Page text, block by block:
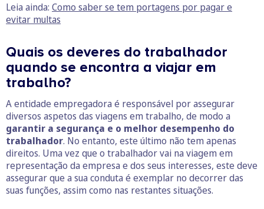
Leia ainda: Como saber se tem portagens por pagar e
evitar multas
Quais os deveres do trabalhador
quando se encontra a viajar em
trabalho?
A entidade empregadora é responsável por assegurar
diversos aspetos das viagens em trabalho, de modo a
garantir a segurança e o melhor desempenho do
trabalhador. No entanto, este último não tem apenas
direitos. Uma vez que o trabalhador vai na viagem em
representação da empresa e dos seus interesses, este deve
assegurar que a sua conduta é exemplar no decorrer das
suas funções, assim como nas restantes situações.